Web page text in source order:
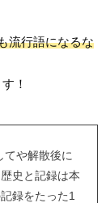
流行語になるな
！
てや解散後に
史と記録は本
録をたった1